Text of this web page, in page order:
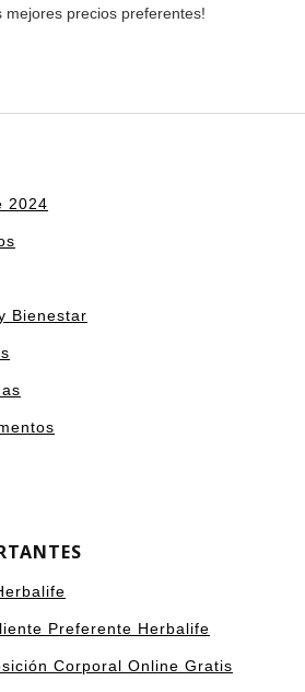
mejores precios preferentes!
2024
Bienestar
Preferente Herbalife
Corporal Online Gratis